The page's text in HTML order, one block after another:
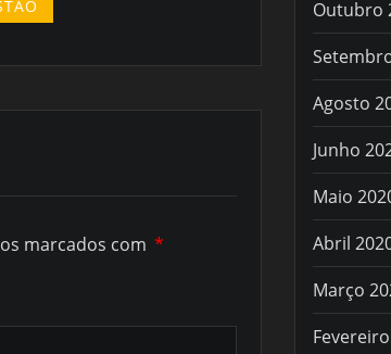
marcados com *
Outubro
Agosto
Junho
Maio
Abril
Março